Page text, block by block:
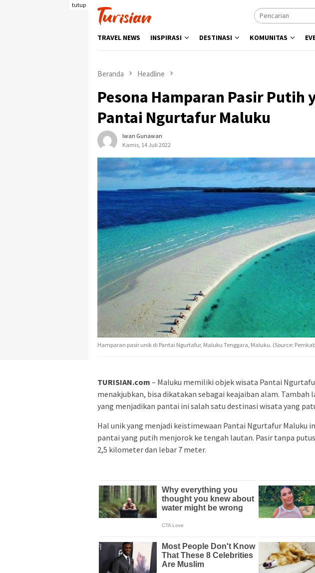
tutup
TRAVEL NEWS INSPIRASI DESTINASI KOMUNITAS
Beranda Headline
Pesona Hamparan Pasir Putih
Pantai Ngurtafur Maluku
Iwan Gunawan
Kamis, 14 Juli 2022
Hamparan pasir unik di Pantai Ngurtafur, Maluku Tenggara, Maluku. (Source:
TURISIAN.com – Maluku memiliki objek wisata Pantai
menakjubkan, bisa dikatakan sebagai keajaiban alam. Tambah
yang menjadikan pantai ini salah satu destinasi wisata yang
Hal unik yang menjadi keistimewaan Pantai Ngurtafur Maluku
pantai yang putih menjorok ke tengah lautan. Pasir tanpa
2,5 kilometer dan lebar 7 meter.